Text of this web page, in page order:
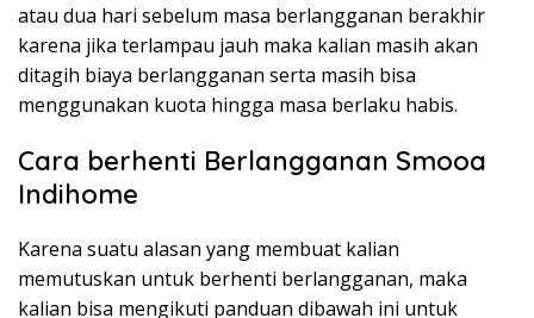
atau dua hari sebelum masa berlangganan berakhir
karena jika terlampau jauh maka kalian masih akan
ditagih biaya berlangganan serta masih bisa
menggunakan kuota hingga masa berlaku habis.
Cara berhenti Berlangganan Smooa
Indihome
Karena suatu alasan yang membuat kalian
memutuskan untuk berhenti berlangganan, maka
kalian bisa mengikuti panduan dibawah ini untuk